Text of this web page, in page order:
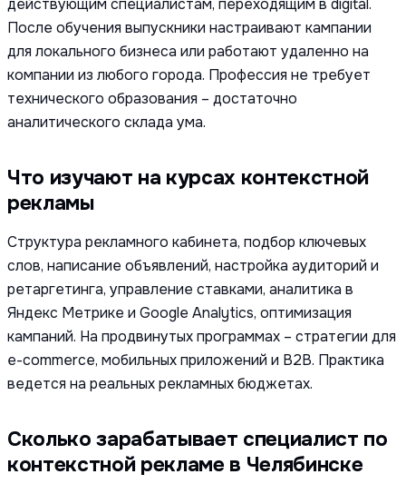
действующим специалистам, переходящим в digital.
После обучения выпускники настраивают кампании
для локального бизнеса или работают удаленно на
компании из любого города. Профессия не требует
технического образования – достаточно
аналитического склада ума.
Что изучают на курсах контекстной
рекламы
Структура рекламного кабинета, подбор ключевых
слов, написание объявлений, настройка аудиторий и
ретаргетинга, управление ставками, аналитика в
Яндекс Метрике и Google Analytics, оптимизация
кампаний. На продвинутых программах – стратегии для
e-commerce, мобильных приложений и B2B. Практика
ведется на реальных рекламных бюджетах.
Сколько зарабатывает специалист по
контекстной рекламе в Челябинске